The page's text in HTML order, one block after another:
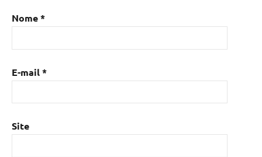
Nome*
E-mail*
Site